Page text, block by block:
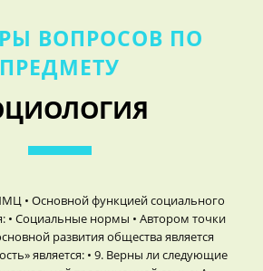
ВОПРОСОВ ПО
ПРЕДМЕТУ
• Основной функцией социального
• Социальные нормы • Автором точки
развития общества является
является: • 9. Верны ли следующие